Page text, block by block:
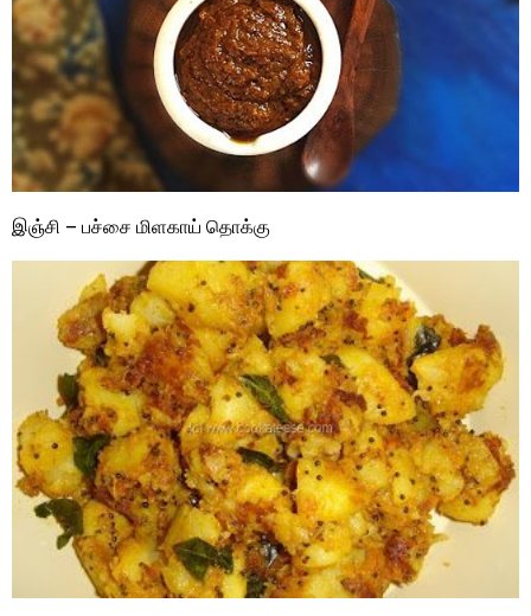
இஞ்சி – பச்சை மிளகாய் தொக்கு